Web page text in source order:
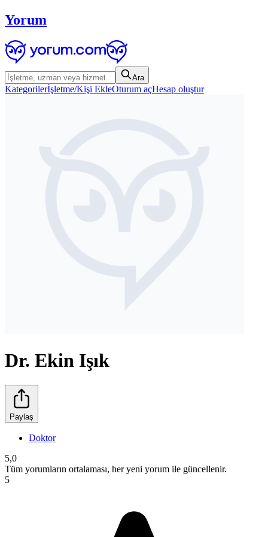
Yorum
Ara
Kategorilerİşletme/Kişi EkleOturum açHesap oluştur
Dr. Ekin Işık
Paylaş
Doktor
5,0
Tüm yorumların ortalaması, her yeni yorum ile güncellenir.
5